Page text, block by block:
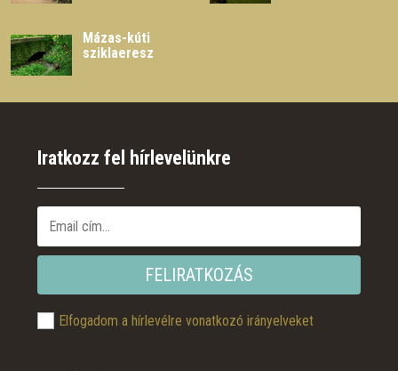
Mázas-kúti
sziklaeresz
Iratkozz fel hírlevelünkre
FELIRATKOZÁS
Elfogadom a hírlevélre vonatkozó irányelveket